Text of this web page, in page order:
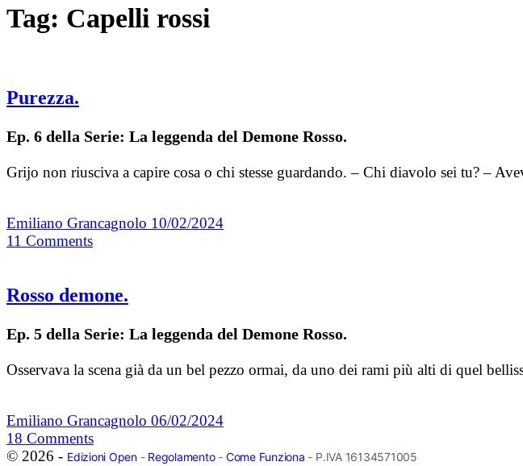
Tag: Capelli rossi
Purezza.
Ep. 6 della Serie: La leggenda del Demone Rosso.
Grijo non riusciva a capire cosa o chi stesse guardando. – Chi diavolo sei tu? –
Emiliano Grancagnolo 10/02/2024
11 Comments
Rosso demone.
Ep. 5 della Serie: La leggenda del Demone Rosso.
Osservava la scena già da un bel pezzo ormai, da uno dei rami più alti di quel
Emiliano Grancagnolo 06/02/2024
18 Comments
© 2026 - Edizioni Open- Regolamento- Come Funziona - P.IVA 16134571005